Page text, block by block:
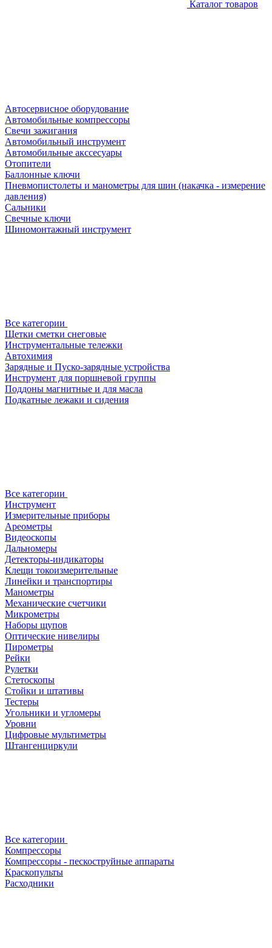
Каталог товаров
Автосервисное оборудование
Автомобильные компрессоры
Свечи зажигания
Автомобильный инструмент
Автомобильные акссесуары
Отопители
Баллонные ключи
Пневмопистолеты и манометры для шин (накачка - измерение
давления)
Сальники
Свечные ключи
Шиномонтажный инструмент
Все категории
Щетки сметки снеговые
Инструментальные тележки
Автохимия
Зарядные и Пуско-зарядные устройства
Инструмент для поршневой группы
Поддоны магнитные и для масла
Подкатные лежаки и сидения
Все категории
Инструмент
Измерительные приборы
Ареометры
Видеоскопы
Дальномеры
Детекторы-индикаторы
Клещи токоизмерительные
Линейки и транспортиры
Манометры
Механические счетчики
Микрометры
Наборы щупов
Оптические нивелиры
Пирометры
Рейки
Рулетки
Стетоскопы
Стойки и штативы
Тестеры
Угольники и угломеры
Уровни
Цифровые мультиметры
Штангенциркули
Все категории
Компрессоры
Компрессоры - пескоструйные аппараты
Краскопульты
Расходники